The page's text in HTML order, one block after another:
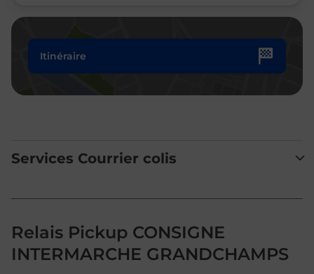
Itinéraire
Services Courrier colis
Relais Pickup CONSIGNE
INTERMARCHE GRANDCHAMPS